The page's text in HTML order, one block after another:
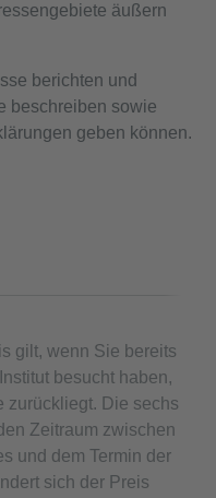
äußern
berichten und
beschreiben sowie
geben können.
gilt, wenn Sie bereits
besucht haben,
zurückliegt. Die sechs
Zeitraum zwischen
und dem Termin der
sich der Preis